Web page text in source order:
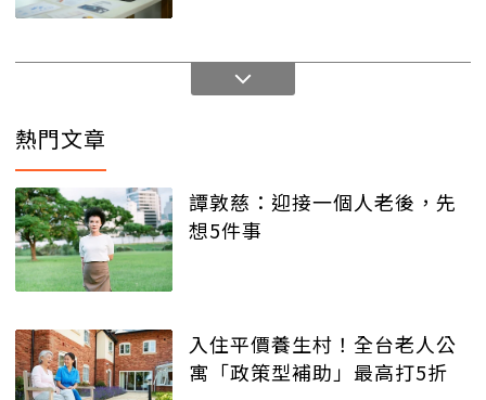
熱門文章
譚敦慈：迎接一個人老後，先
想5件事
入住平價養生村！全台老人公
寓「政策型補助」最高打5折